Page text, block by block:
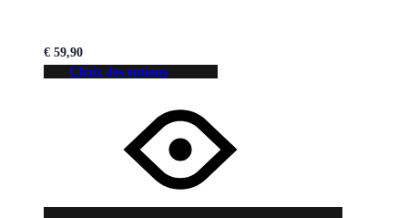
€ 59,90
Choix des options